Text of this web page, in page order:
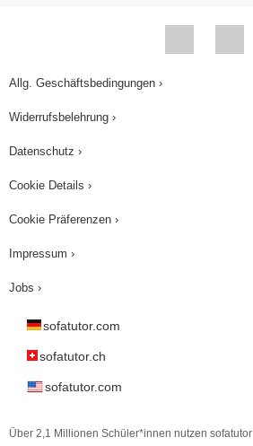
Allg. Geschäftsbedingungen ›
Widerrufsbelehrung ›
Datenschutz ›
Cookie Details ›
Cookie Präferenzen ›
Impressum ›
Jobs ›
sofatutor.com
sofatutor.ch
sofatutor.com
Über 2,1 Millionen Schüler*innen nutzen sofatutor